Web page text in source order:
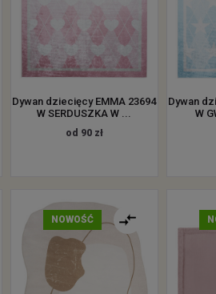
Dywan dziecięcy EMMA 23694
W SERDUSZKA W ...
od 90 zł
Dywan
W
NOWOŚĆ